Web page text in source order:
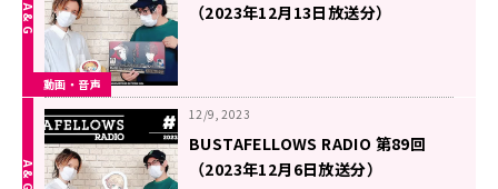
動画・音声
（2023年12月13日放送分）
12/9, 2023
BUSTAFELLOWS RADIO 第89回
（2023年12月6日放送分）